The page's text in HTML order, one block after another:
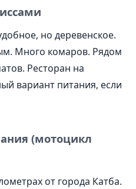
но деревенское.
Много комаров. Рядом
Ресторан на
вариант питания, если
(мотоцикл
от города Катба.